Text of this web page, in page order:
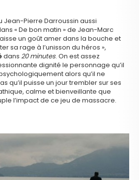
Jean-Pierre Darroussin aussi
« De bon matin » de Jean-Marc
un goût amer dans la bouche et
sa rage à l’unisson du héros »,
dans20 minutes. On est assez
dignité le personnage qu’il
alors qu’il ne
qu’il puisse un jour trembler sur ses
calme et bienveillante que
l’impact de ce jeu de massacre.